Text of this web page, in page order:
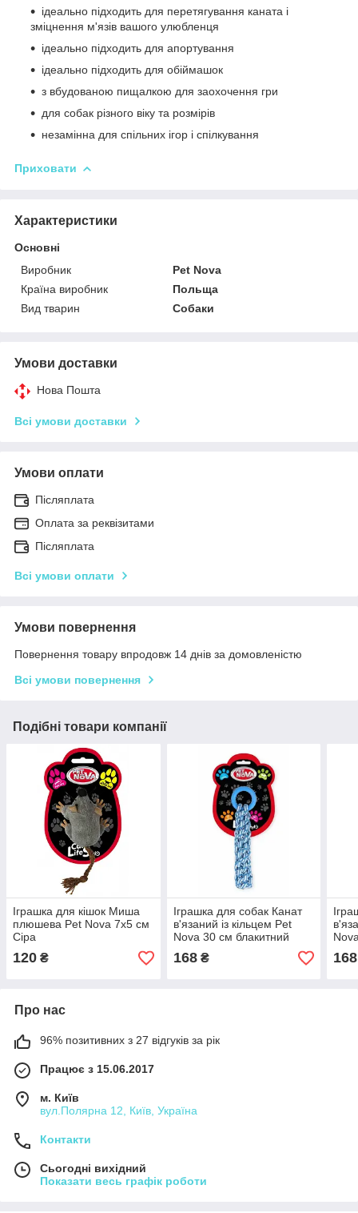
ідеально підходить для перетягування каната і
зміцнення м'язів вашого улюбленця
ідеально підходить для апортування
ідеально підходить для обіймашок
з вбудованою пищалкою для заохочення гри
для собак різного віку та розмірів
незамінна для спільних ігор і спілкування
Приховати
Характеристики
Основні
Виробник
Pet Nova
Країна виробник
Польща
Вид тварин
Собаки
Умови доставки
Нова Пошта
Всі умови доставки
Умови оплати
Післяплата
Оплата за реквізитами
Післяплата
Всі умови оплати
Умови повернення
Повернення товару впродовж 14 днів за домовленістю
Всі умови повернення
Подібні товари компанії
Іграшка для кішок Миша
плюшева Pet Nova 7x5 см
Сіра
120 ₴
Іграшка для собак Канат
в'язаний із кільцем Pet
Nova 30 см блакитний
168₴ 168
Про нас
96% позитивних з 27 відгуків за рік
Працює з 15.06.2017
м. Київ
вул.Полярна 12, Київ, Україна
Контакти
Сьогодні вихідний
Показати весь графік роботи